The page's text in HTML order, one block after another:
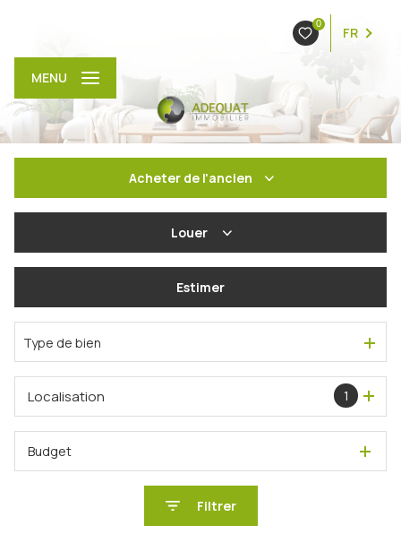
0
FR
MENU
Acheter de l'ancien
De l'immo pro
Louer
En saisonnier
Estimer
Type de bien
1
Localisation
Budget
Filtrer